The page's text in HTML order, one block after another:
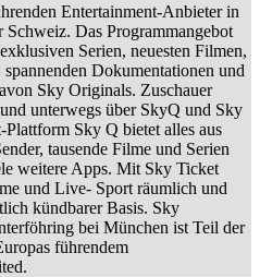
Entertainment-Anbieter in
Das Programmangebot
Serien, neuesten Filmen,
Dokumentationen und
Sky Originals. Zuschauer
unterwegs über SkyQ und Sky
Sky Q bietet alles aus
tausende Filme und Serien
weitere Apps. Mit Sky Ticket
und Live- Sport räumlich und
kündbarer Basis. Sky
bei München ist Teil der
führendem